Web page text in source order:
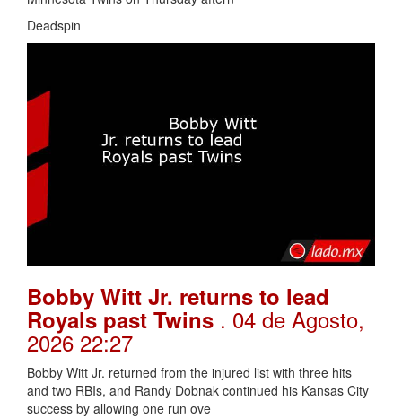
Deadspin
Bobby Witt Jr. returns to lead
Royals past Twins . 04 de Agosto,
2026 22:27
Bobby Witt Jr. returned from the injured list with three hits
and two RBIs, and Randy Dobnak continued his Kansas City
success by allowing one run ove